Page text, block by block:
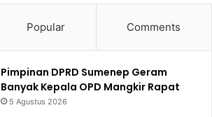
Popular Comments
Pimpinan DPRD Sumenep Geram
Banyak Kepala OPD Mangkir Rapat
5 Agustus 2026